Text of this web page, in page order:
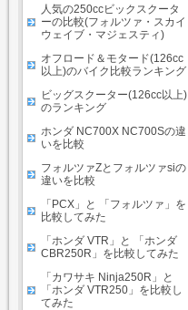
人気の250ccビックスクータ
ーの比較(フォルツァ・スカイ
ウェイブ・マジェスティ)
オフロード＆モタード(126cc
以上)のバイク比較ランキング
ビッグスクーター(126cc以上)
のランキング
ホンダ NC700X NC700Sの違
いを比較
フォルツァZとフォルツァsiの
違いを比較
「PCX」と 「フォルツァ」を
比較してみた
「ホンダ VTR」と 「ホンダ
CBR250R」を比較してみた
「カワサキ Ninja250R」と
「ホンダ VTR250」を比較し
てみた